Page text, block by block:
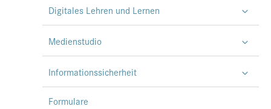
Digitales Lehren und Lernen
Medienstudio
Informationssicherheit
Formulare